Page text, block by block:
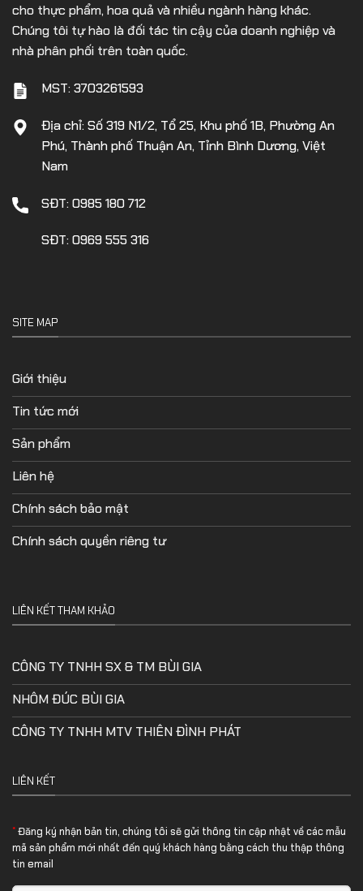
cho thực phẩm, hoa quả và nhiều ngành hàng khác.
Chúng tôi tự hào là đối tác tin cậy của doanh nghiệp và
nhà phân phối trên toàn quốc.
MST: 3703261593
Địa chỉ: Số 319 N1/2, Tổ 25, Khu phố 1B, Phường An
Phú, Thành phố Thuận An, Tỉnh Bình Dương, Việt
Nam
SĐT: 0985 180 712
SĐT: 0969 555 316
SITE MAP
Giới thiệu
Tin tức mới
Sản phẩm
Liên hệ
Chính sách bảo mật
Chính sách quyền riêng tư
LIÊN KẾT THAM KHẢO
CÔNG TY TNHH SX & TM BÙI GIA
NHÔM ĐÚC BÙI GIA
CÔNG TY TNHH MTV THIÊN ĐÌNH PHÁT
LIÊN KẾT
*Đăng ký nhận bản tin, chúng tôi sẽ gửi thông tin cập nhật về các mẫu
mã sản phẩm mới nhất đến quý khách hàng bằng cách thu thập thông
tin email